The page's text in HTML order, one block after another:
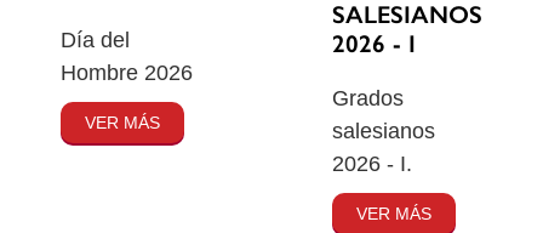
Día del
Hombre 2026
VER MÁS
SALESIANOS
2026 - I
Grados
salesianos
2026 - I.
VER MÁS